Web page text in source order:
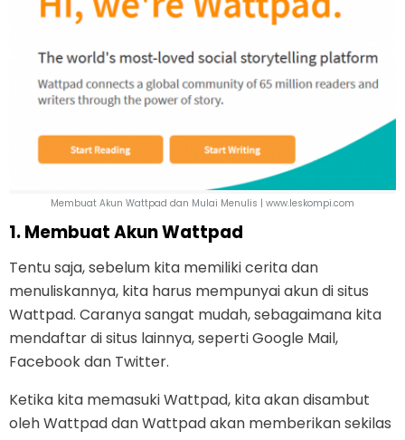
Membuat Akun Wattpad dan Mulai Menulis | www.leskompi.com
1. Membuat Akun Wattpad
Tentu saja, sebelum kita memiliki cerita dan
menuliskannya, kita harus mempunyai akun di situs
Wattpad. Caranya sangat mudah, sebagaimana kita
mendaftar di situs lainnya, seperti Google Mail,
Facebook dan Twitter.
Ketika kita memasuki Wattpad, kita akan disambut
oleh Wattpad dan Wattpad akan memberikan sekilas